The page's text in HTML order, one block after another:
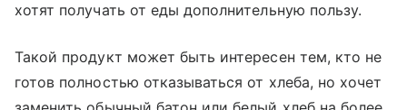
хотят получать от еды дополнительную пользу.
Такой продукт может быть интересен тем, кто не
готов полностью отказываться от хлеба, но хочет